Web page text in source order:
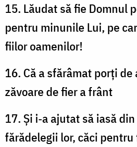
15. Lăudat să fie Domnul
pentru minunile Lui, pe
fiilor oamenilor!
16. Că a sfărâmat porți de
zăvoare de fier a frânt
17. Și i‑a ajutat să iasă
fărădelegii lor, căci